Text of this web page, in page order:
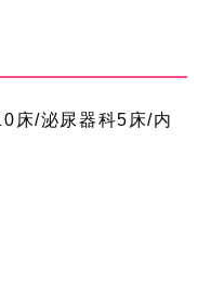
床/泌尿器科5床/内